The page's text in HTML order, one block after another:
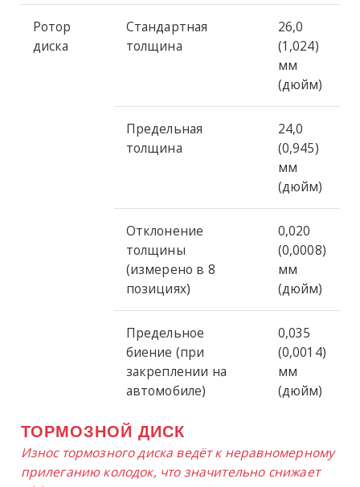
Ротор
диска
Стандартная
толщина
26,0
(1,024)
мм
(дюйм)
Предельная
толщина
24,0
(0,945)
мм
(дюйм)
Отклонение
толщины
(измерено в 8
позициях)
0,020
(0,0008)
мм
(дюйм)
Предельное
биение (при
закреплении на
автомобиле)
0,035
(0,0014)
мм
(дюйм)
ТОРМОЗНОЙ ДИСК
Износ тормозного диска ведёт к неравномерному
прилеганию колодок, что значительно снижает